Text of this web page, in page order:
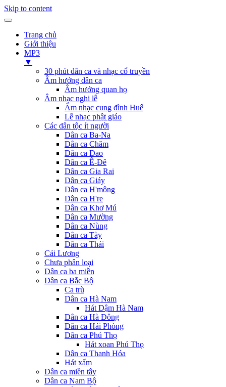
Skip to content
Trang chủ
Giới thiệu
MP3
▼
30 phút dân ca và nhạc cổ truyền
Âm hưởng dân ca
Âm hưởng quan họ
Âm nhạc nghi lễ
Âm nhạc cung đình Huế
Lễ nhạc phật giáo
Các dân tộc ít người
Dân ca Ba-Na
Dân ca Chăm
Dân ca Dao
Dân ca Ê-Đê
Dân ca Gia Rai
Dân ca Giáy
Dân ca H'mông
Dân ca H're
Dân ca Khơ Mú
Dân ca Mường
Dân ca Nùng
Dân ca Tày
Dân ca Thái
Cải Lương
Chưa phân loại
Dân ca ba miền
Dân ca Bắc Bộ
Ca trù
Dân ca Hà Nam
Hát Dậm Hà Nam
Dân ca Hà Đông
Dân ca Hải Phòng
Dân ca Phú Thọ
Hát xoan Phú Thọ
Dân ca Thanh Hóa
Hát xẩm
Dân ca miền tây
Dân ca Nam Bộ